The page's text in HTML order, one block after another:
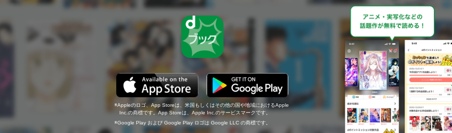
Appleのロゴ、App Storeは、米国もしくはその他の国や地域におけるApple
Inc.の商標です。App Storeは、Apple Inc.のサービスマークです。
Google Play および Google Play ロゴは Google LLC の商標です。